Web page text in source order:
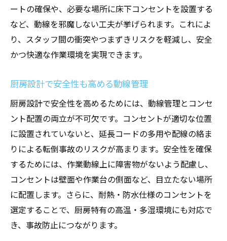
ートの確保や、必要な場所に床下コンセントを設置する
など、動線を邪魔しない工夫が挙げられます。これによ
り、スタッフ間の衝突やつまずきリスクを軽減し、安全
かつ快適な作業環境を実現できます。
厨房設計で安全性も高める動線管理
厨房設計で安全性を高めるためには、動線管理とコンセ
ント配置の両立が不可欠です。コンセントが適切な位置
に設置されていないと、延長コードの多用や配線の絡ま
りによる転倒事故のリスクが高まります。安全性を確保
するためには、作業動線上に障害物がないよう配慮し、
コンセントは壁面や作業台の側面など、目立たない場所
に配置します。さらに、耐熱・防水仕様のコンセントを
選定することで、厨房特有の高温・多湿環境にも対応で
き、事故防止につながります。